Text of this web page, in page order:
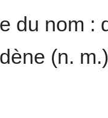
du nom :
(n.